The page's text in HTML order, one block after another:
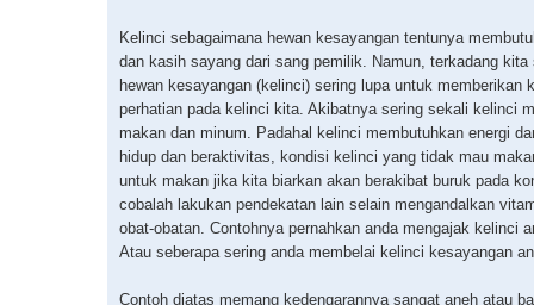
Kelinci sebagaimana hewan kesayangan tentunya
dan kasih sayang dari sang pemilik. Namun, terkadang kita
hewan kesayangan (kelinci) sering lupa untuk memberikan
perhatian pada kelinci kita. Akibatnya sering sekali kelinci
makan dan minum. Padahal kelinci membutuhkan energi
hidup dan beraktivitas, kondisi kelinci yang tidak mau
untuk makan jika kita biarkan akan berakibat buruk pada
cobalah lakukan pendekatan lain selain mengandalkan
obat-obatan. Contohnya pernahkan anda mengajak kelinci
Atau seberapa sering anda membelai kelinci kesayangan
Contoh diatas memang kedengarannya sangat aneh atau